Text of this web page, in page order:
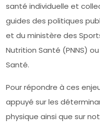
santé individuelle et
guides des politiques
et du ministère des
Nutrition Santé (PNNS)
Santé.
Pour répondre à ces
appuyé sur les
physique ainsi que sur